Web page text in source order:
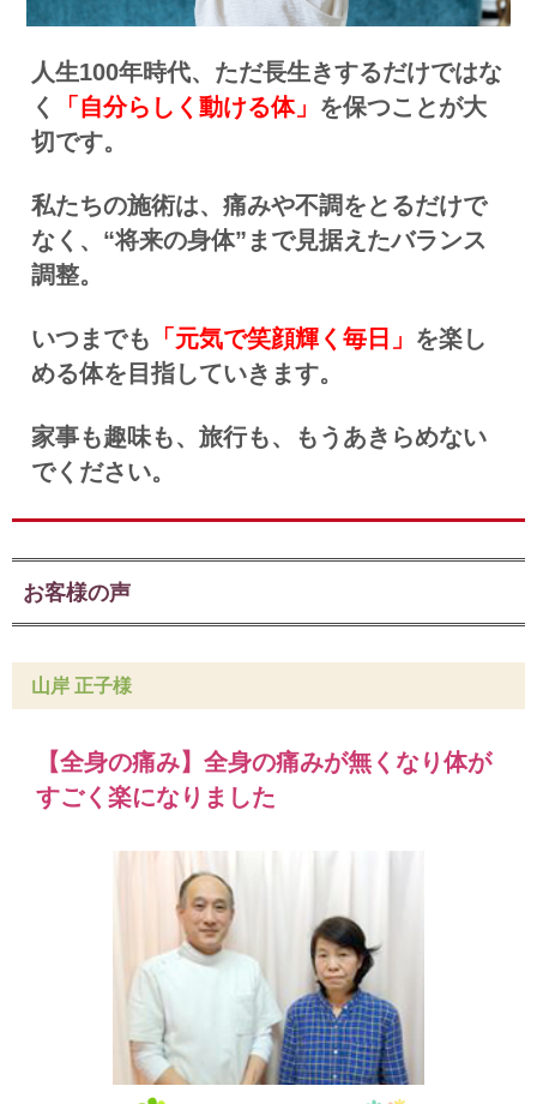
人生100年時代、ただ長生きするだけではな
く
「自分らしく動ける体」 を保つことが大
切です。
私たちの施術は、痛みや不調をとるだけで
なく、“将来の身体”まで見据えたバランス
調整。
いつまでも 「元気で笑顔輝く毎日」 を楽し
める体を目指していきます。
家事も趣味も、旅行も、もうあきらめない
でください。
お客様の声
山岸 正子様
【全身の痛み】全身の痛みが無くなり体が
すごく楽になりました